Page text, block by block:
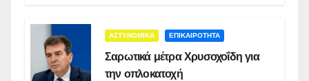
ΑΣΤΥΝΟΜΙΚΑ ΕΠΙΚΑΙΡΟΤΗΤΑ
Σαρωτικά μέτρα Χρυσοχοΐδη για
την οπλοκατοχή